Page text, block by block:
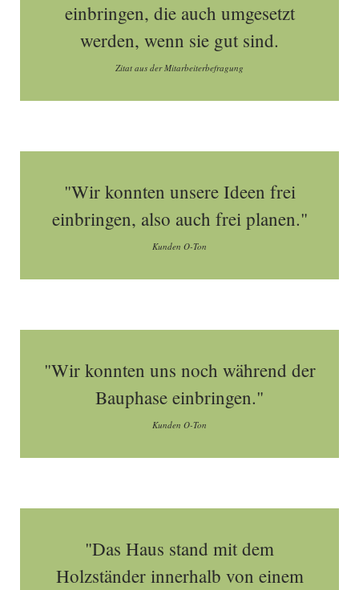
einbringen, die auch umgesetzt
werden, wenn sie gut sind.
Zitat aus der Mitarbeiterbefragung
"Wir konnten unsere Ideen frei
einbringen, also auch frei planen."
Kunden O-Ton
"Wir konnten uns noch während der
Bauphase einbringen."
Kunden O-Ton
"Das Haus stand mit dem
Holzständer innerhalb von einem